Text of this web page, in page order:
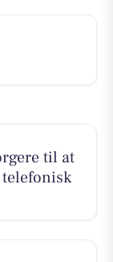
til at